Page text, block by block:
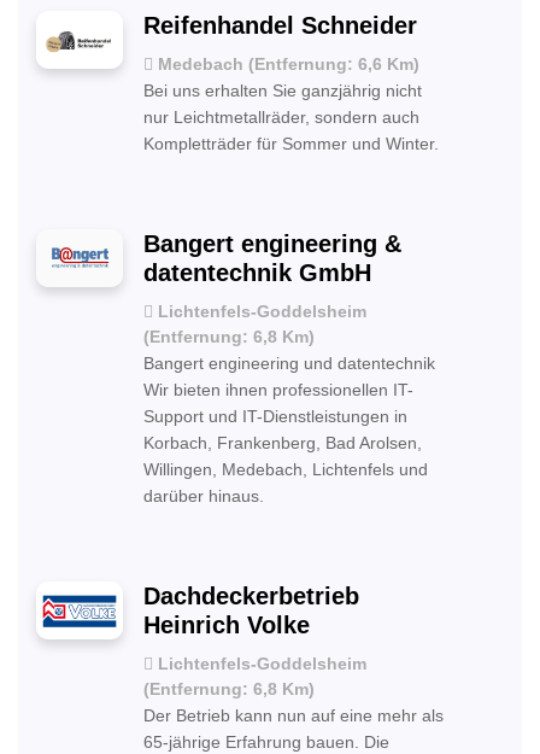
Reifenhandel Schneider
Medebach (Entfernung: 6,6 Km)
Bei uns erhalten Sie ganzjährig nicht
nur Leichtmetallräder, sondern auch
Kompletträder für Sommer und Winter.
Bangert engineering &
datentechnik GmbH
Lichtenfels-Goddelsheim
(Entfernung: 6,8 Km)
Bangert engineering und datentechnik
Wir bieten ihnen professionellen IT-
Support und IT-Dienstleistungen in
Korbach, Frankenberg, Bad Arolsen,
Willingen, Medebach, Lichtenfels und
darüber hinaus.
Dachdeckerbetrieb
Heinrich Volke
Lichtenfels-Goddelsheim
(Entfernung: 6,8 Km)
Der Betrieb kann nun auf eine mehr als
65-jährige Erfahrung bauen. Die